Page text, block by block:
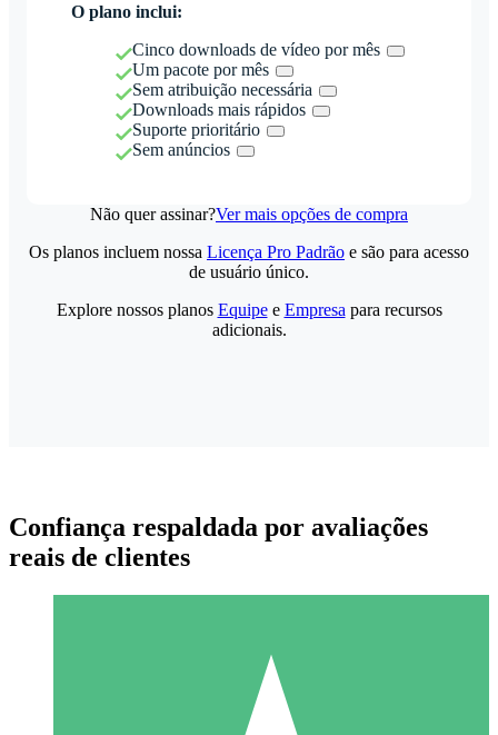
O plano inclui:
Cinco downloads de vídeo por mês
Um pacote por mês
Sem atribuição necessária
Downloads mais rápidos
Suporte prioritário
Sem anúncios
Não quer assinar?Ver mais opções de compra
Pacotes de Créditos Individuais
Os planos incluem nossa Licença Pro Padrão e são para acesso
de usuário único.
Explore nossos planos Equipee Empresa para recursos
adicionais.
Confiança respaldada por avaliações
reais de clientes